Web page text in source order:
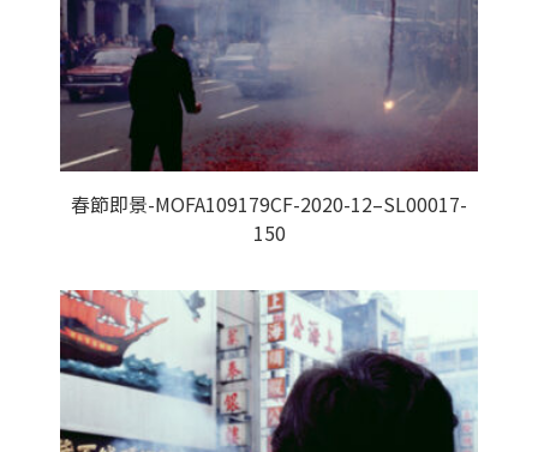
春節即景-MOFA109179CF-2020-12–SL00017-
150